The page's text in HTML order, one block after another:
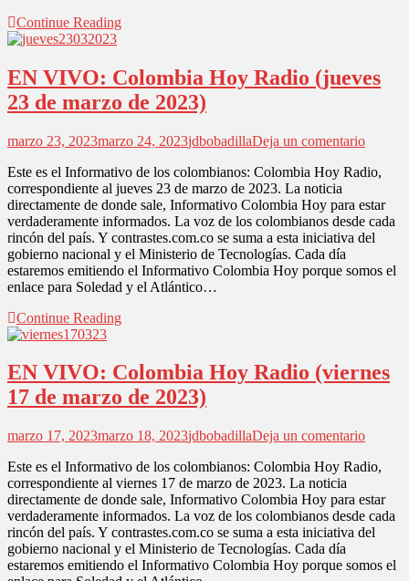
Continue Reading
EN VIVO: Colombia Hoy Radio (jueves
23 de marzo de 2023)
marzo 23, 2023marzo 24, 2023jdbobadillaDeja un comentarioen
VIVO:
Hoy
Radio
(jueves
de
Este es el Informativo de los colombianos: Colombia Hoy Radio,
correspondiente al jueves 23 de marzo de 2023. La noticia
directamente de donde sale, Informativo Colombia Hoy para estar
verdaderamente informados. La voz de los colombianos desde cada
rincón del país. Y contrastes.com.co se suma a esta iniciativa del
gobierno nacional y el Ministerio de Tecnologías. Cada día
estaremos emitiendo el Informativo Colombia Hoy porque somos el
enlace para Soledad y el Atlántico…
Continue Reading
EN VIVO: Colombia Hoy Radio (viernes
17 de marzo de 2023)
marzo 17, 2023marzo 18, 2023jdbobadillaDeja un comentarioen
VIVO:
Hoy
Radio
(viernes
de
Este es el Informativo de los colombianos: Colombia Hoy Radio,
correspondiente al viernes 17 de marzo de 2023. La noticia
directamente de donde sale, Informativo Colombia Hoy para estar
verdaderamente informados. La voz de los colombianos desde cada
rincón del país. Y contrastes.com.co se suma a esta iniciativa del
gobierno nacional y el Ministerio de Tecnologías. Cada día
estaremos emitiendo el Informativo Colombia Hoy porque somos el